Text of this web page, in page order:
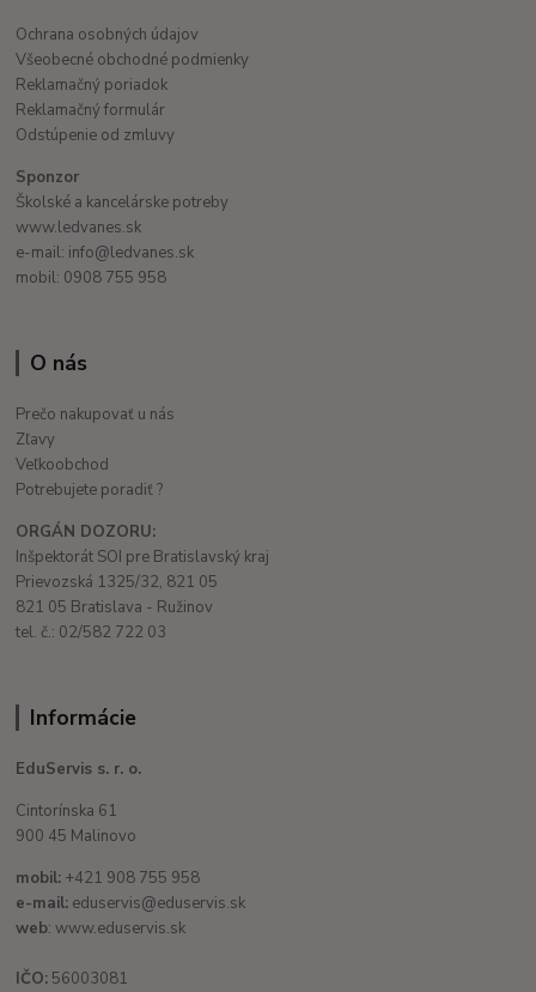
Ochrana osobných údajov
Všeobecné obchodné podmienky
Reklamačný poriadok
Reklamačný formulár
Odstúpenie od zmluvy
Sponzor
Školské a kancelárske potreby
www.ledvanes.sk
e-mail: info@ledvanes.sk
mobil: 0908 755 958
O nás
Prečo nakupovať u nás
Zľavy
Veľkoobchod
Potrebujete poradiť ?
ORGÁN DOZORU:
Inšpektorát SOI pre Bratislavský kraj
Prievozská 1325/32, 821 05
821 05 Bratislava - Ružinov
tel. č.: 02/582 722 03
Informácie
EduServis s. r. o.
Cintorínska 61
900 45 Malinovo
mobil: +421 908 755 958
e-mail: eduservis@eduservis.sk
web: www.eduservis.sk
IČO: 56003081